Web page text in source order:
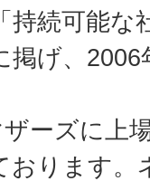
持続可能な
げ、2006
ーズに上
おります。